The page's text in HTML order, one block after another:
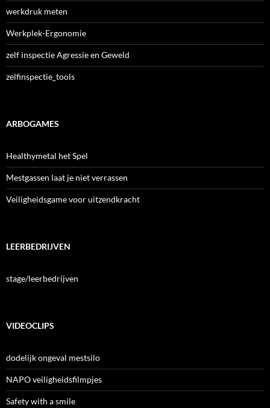
werkdruk meten
Werkplek-Ergonomie
zelf inspectie Agressie en Geweld
zelfinspectie_tools
ARBOGAMES
Healthymetal het Spel
Mestgassen laat je niet verrassen
Veiligheidsgame voor uitzendkracht
LEERBEDRIJVEN
stage/leerbedrijven
VIDEOCLIPS
dodelijk ongeval mestsilo
NAPO veiligheidsfilmpjes
Safety with a smile